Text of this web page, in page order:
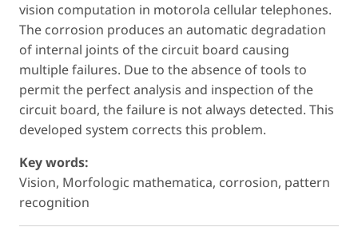
vision computation in motorola cellular telephones.
The corrosion produces an automatic degradation
of internal joints of the circuit board causing
multiple failures. Due to the absence of tools to
permit the perfect analysis and inspection of the
circuit board, the failure is not always detected. This
developed system corrects this problem.
Key words:
Vision, Morfologic mathematica, corrosion, pattern
recognition